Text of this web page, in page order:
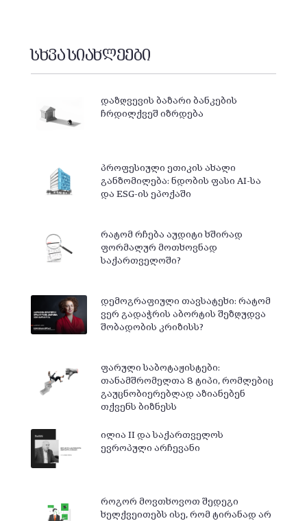
სხვა სიახლეები
დაზღვევის ბაზარი ბანკების
ჩრდილქვეშ იზრდება
პროფესიული ეთიკის ახალი
განზომილება: ნდობის ფასი AI-სა
და ESG-ის ეპოქაში
რატომ რჩება აუდიტი ხშირად
ფორმალურ მოთხოვნად
საქართველოში?
დემოგრაფიული თავსატეხი: რატომ
ვერ გადაჭრის აბორტის შეზღუდვა
შობადობის კრიზისს?
ფარული საბოტაჟისტები:
თანამშრომელთა 8 ტიპი, რომლებიც
გაუცნობიერებლად აზიანებენ
თქვენს ბიზნესს
ილია II და საქართველოს
ევროპული არჩევანი
როგორ მოვთხოვოთ შედეგი
ხელქვეითებს ისე, რომ ტირანად არ